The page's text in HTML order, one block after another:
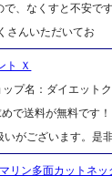
ったので、な
さんいただいてお
ト Ｘ
プ名：ダイエット
で送料が無料です
がございます。是
リン多面カットネッ